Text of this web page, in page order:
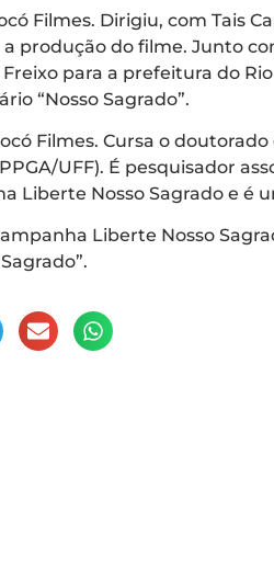
Filmes. Dirigiu, com Tais
produção do filme. Junto
para a prefeitura do
“Nosso Sagrado”.
Filmes. Cursa o
UFF). É pesquisador
Liberte Nosso Sagrado e é
Liberte Nosso